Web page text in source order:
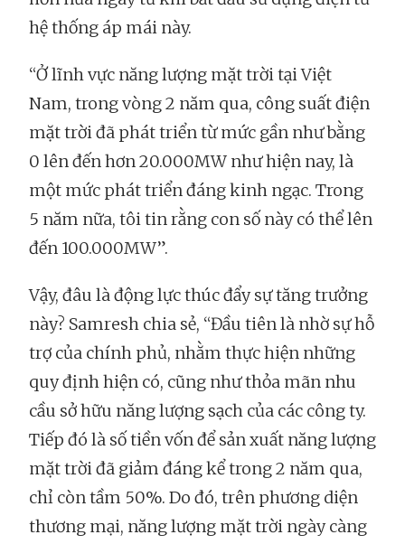
hệ thống áp mái này.
“Ở lĩnh vực năng lượng mặt trời tại Việt
Nam, trong vòng 2 năm qua, công suất điện
mặt trời đã phát triển từ mức gần như bằng
0 lên đến hơn 20.000MW như hiện nay, là
một mức phát triển đáng kinh ngạc. Trong
5 năm nữa, tôi tin rằng con số này có thể lên
đến 100.000MW”.
Vậy, đâu là động lực thúc đẩy sự tăng trưởng
này? Samresh chia sẻ, “Đầu tiên là nhờ sự hỗ
trợ của chính phủ, nhằm thực hiện những
quy định hiện có, cũng như thỏa mãn nhu
cầu sở hữu năng lượng sạch của các công ty.
Tiếp đó là số tiền vốn để sản xuất năng lượng
mặt trời đã giảm đáng kể trong 2 năm qua,
chỉ còn tầm 50%. Do đó, trên phương diện
thương mại, năng lượng mặt trời ngày càng